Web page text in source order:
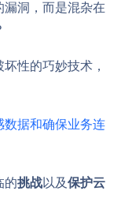
洞，而是混杂在
性的巧妙技术，
数据和确保业务连
的挑战以及保护云